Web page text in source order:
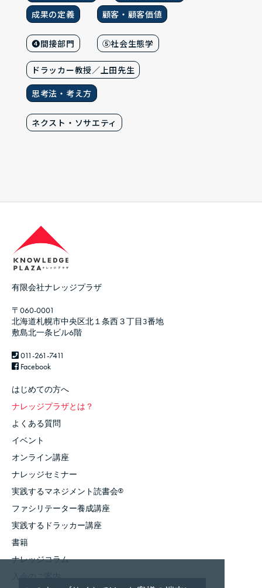
成果の定義
顧客・顧客価値
❹間接部門 ⑤社会生態学
ドラッカー教授／上田先生
思考法・考え方
ネクスト・ソサエティ
有限会社ナレッジプラザ
〒060-0001
北海道札幌市中央区北１条西３丁目3番地
敷島北一条ビル6階
011-261-7411
Facebook
はじめての方へ
ナレッジプラザとは？
よくある質問
イベント
オンライン講座
ナレッジセミナー
実践するマネジメント読書会®
ファシリテーター養成講座
実践するドラッカー講座
書籍
ナレッジコラム
入会のご案内